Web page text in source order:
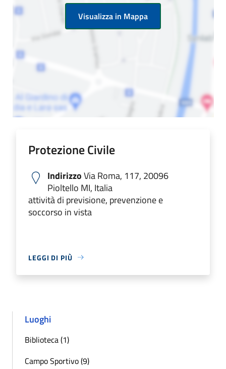
Visualizza in Mappa
Protezione Civile
IndirizzoVia Roma, 117, 20096
Pioltello MI, Italia
attività di previsione, prevenzione e
soccorso in vista
LEGGI DI PIÙ
Luoghi
Biblioteca (1)
Campo Sportivo (9)